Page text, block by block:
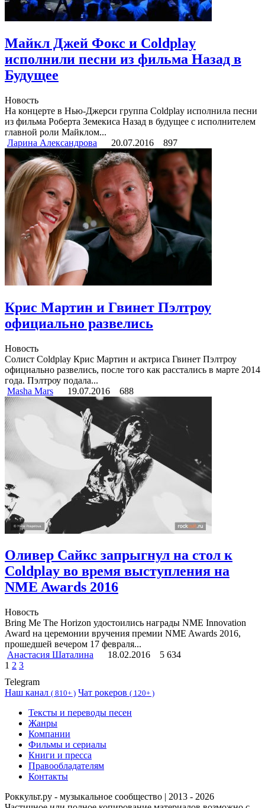
Майкл Джей Фокс и Coldplay
исполнили песни из фильма Назад в
Будущее
Новость
На концерте в Нью-Джерси группа Coldplay исполнила песни
из фильма Роберта Земекиса Назад в будущее с исполнителем
главной роли Майклом...
Ларина Александрова
20.07.2016 897
Крис Мартин и Гвинет Пэлтроу
официально развелись
Новость
Солист Coldplay Крис Мартин и актриса Гвинет Пэлтроу
официально развелись, после того как расстались в марте 2014
года. Пэлтроу подала...
Masha Mars
19.07.2016 688
Оливер Сайкс запрыгнул на стол к
Coldplay во время выступления на
NME Awards 2016
Новость
Bring Me The Horizon удостоились награды NME Innovation
Award на церемонии вручения премии NME Awards 2016,
прошедшей вечером 17 февраля...
Анастасия Шаталина
18.02.2016
5 634
1 2 3
Telegram
Наш канал ( 810+ ) Чат рокеров ( 120+ )
Тексты и переводы песен
Жанры
Компании
Фильмы и сериалы
Книги и пресса
Правообладателям
Контакты
Роккульт.ру - музыкальное сообщество | 2013 - 2026